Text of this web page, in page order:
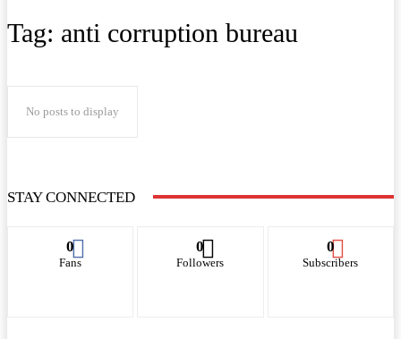
Tag: anti corruption bureau
No posts to display
STAY CONNECTED
0
Fans
0
Followers
0
Subscribers